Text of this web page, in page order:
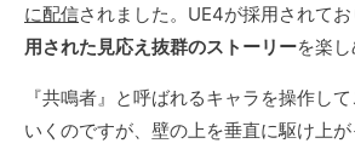
に配信されました。UE4が採用されてお
用された見応え抜群のストーリーを楽し
『共鳴者』と呼ばれるキャラを操作し
いくのですが、壁の上を垂直に駆け上